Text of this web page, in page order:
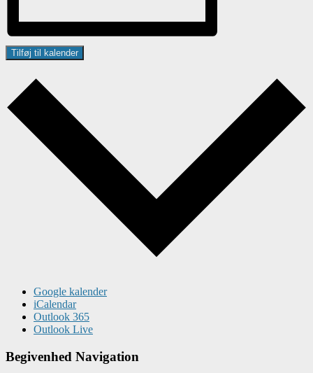
Tilføj til kalender
Google kalender
iCalendar
Outlook 365
Outlook Live
Begivenhed Navigation